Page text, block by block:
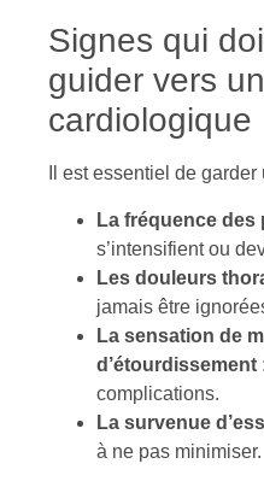
Signes qui
guider vers
cardiologique
Il est essentiel de
La fréquence des
s’intensifient ou
Les douleurs
jamais être
La sensation de
d’étourdissement
complications.
La survenue
à ne pas minimiser.